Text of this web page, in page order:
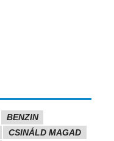
BENZIN
CSINÁLD MAGAD